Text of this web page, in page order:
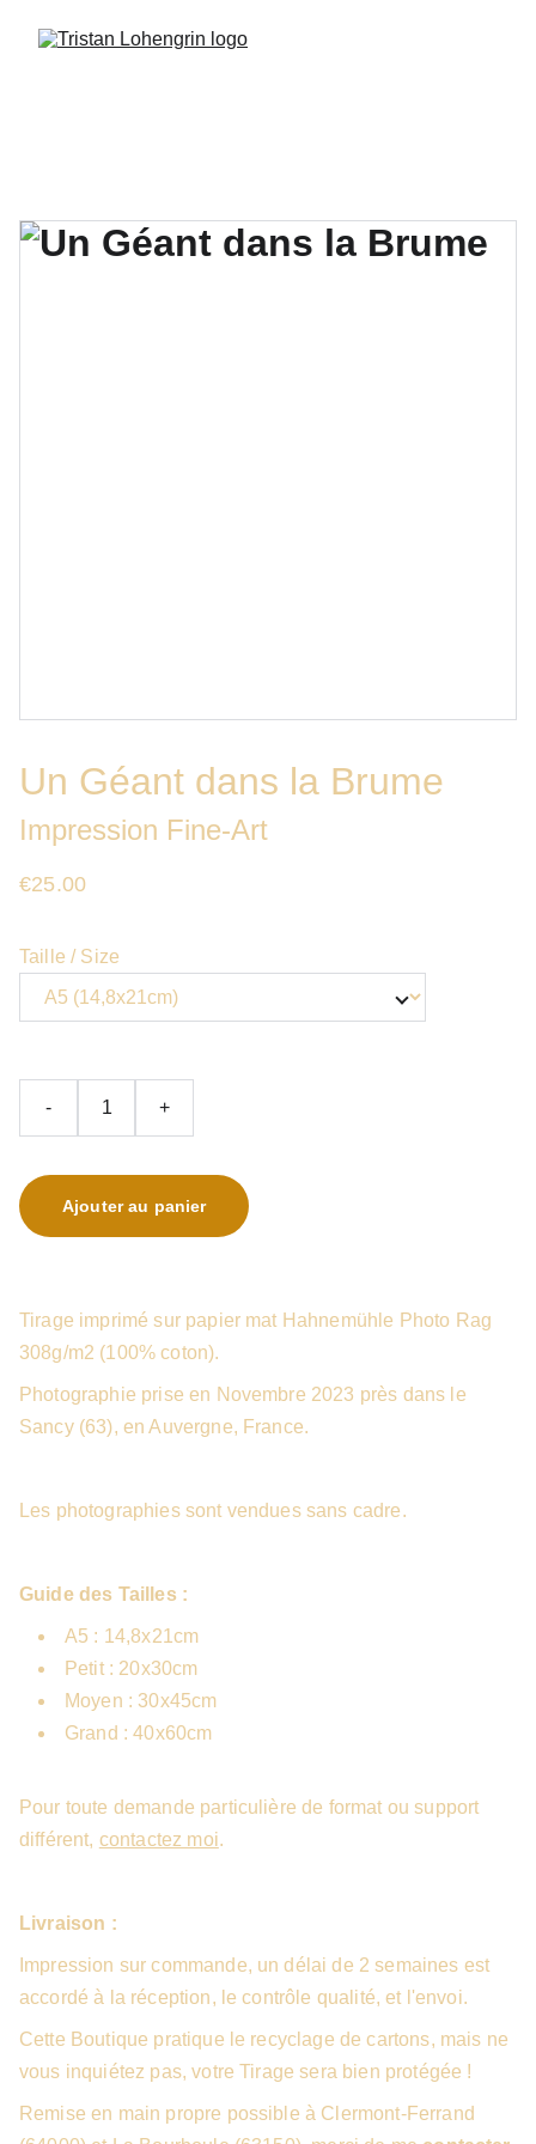
Un Géant dans la Brume
Impression Fine-Art
€25.00
Taille / Size
- +
Ajouter au panier
Tirage imprimé sur papier mat Hahnemühle Photo Rag
308g/m2 (100% coton).
Photographie prise en Novembre 2023 près dans le
Sancy (63), en Auvergne, France.
Les photographies sont vendues sans cadre.
Guide des Tailles :
A5 : 14,8x21cm
Petit : 20x30cm
Moyen : 30x45cm
Grand : 40x60cm
Pour toute demande particulière de format ou support
différent, contactez moi.
Livraison :
Impression sur commande, un délai de 2 semaines est
accordé à la réception, le contrôle qualité, et l'envoi.
Cette Boutique pratique le recyclage de cartons, mais ne
vous inquiétez pas, votre Tirage sera bien protégée !
Remise en main propre possible à Clermont-Ferrand